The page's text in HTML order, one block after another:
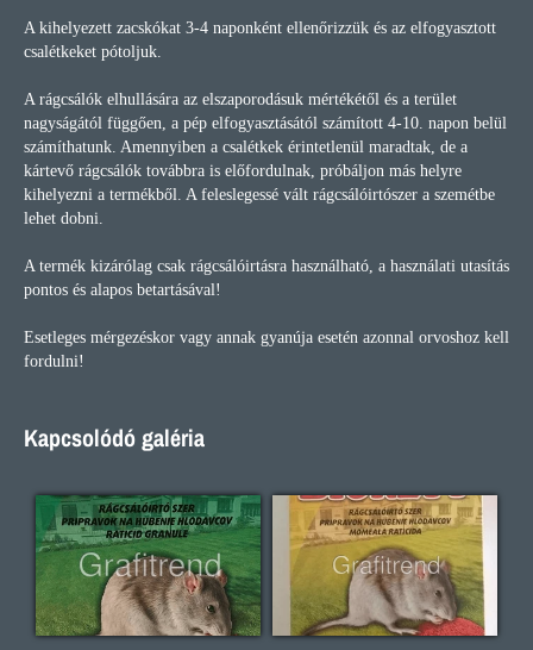
A kihelyezett zacskókat 3-4 naponként ellenőrizzük és az elfogyasztott
csalétkeket pótoljuk.
A rágcsálók elhullására az elszaporodásuk mértékétől és a terület
nagyságától függően, a pép elfogyasztásától számított 4-10. napon belül
számíthatunk. Amennyiben a csalétkek érintetlenül maradtak, de a
kártevő rágcsálók továbbra is előfordulnak, próbáljon más helyre
kihelyezni a termékből. A feleslegessé vált rágcsálóirtószer a szemétbe
lehet dobni.
A termék kizárólag csak rágcsálóirtásra használható, a használati utasítás
pontos és alapos betartásával!
Esetleges mérgezéskor vagy annak gyanúja esetén azonnal orvoshoz kell
fordulni!
Kapcsolódó galéria